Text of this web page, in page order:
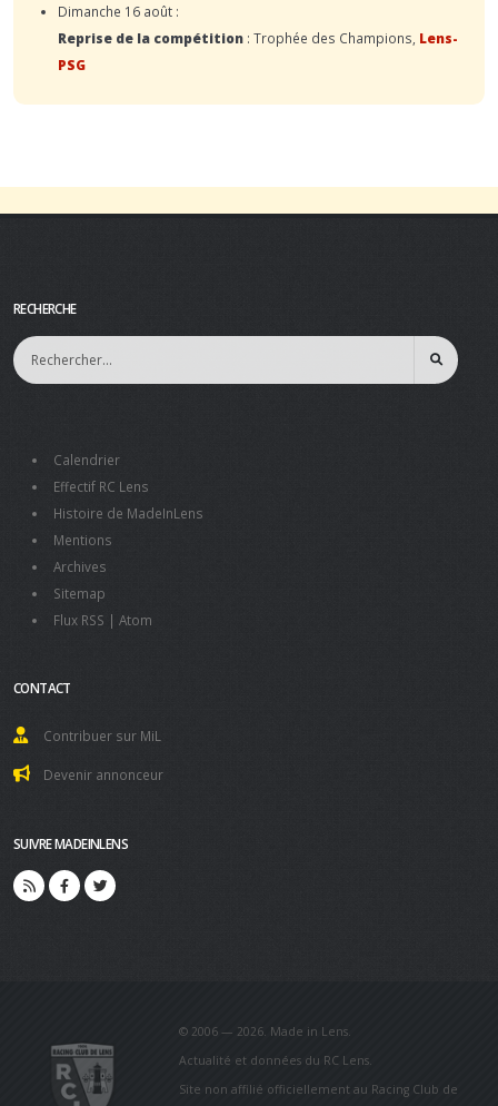
Dimanche 16 août :
Reprise de la compétition : Trophée des Champions, Lens-
PSG
RECHERCHE
Calendrier
Effectif RC Lens
Histoire de MadeInLens
Mentions
Archives
Sitemap
Flux RSS | Atom
CONTACT
Contribuer sur MiL
Devenir annonceur
SUIVRE MADEINLENS
© 2006 — 2026. Made in Lens.
Actualité et données du RC Lens.
Site non affilié officiellement au Racing Club de